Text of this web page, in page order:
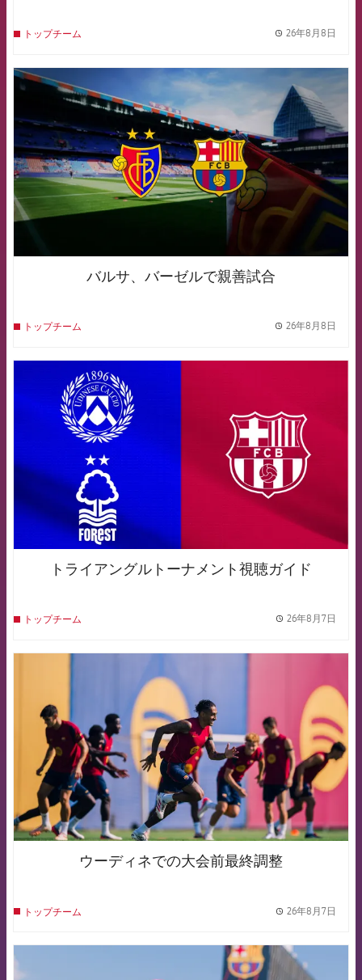
トップチーム 26年8月8日
FCB Barcelona badge
バルサ、バーゼルで親善試合
トップチーム 26年8月8日
トライアングルトーナメント視聴ガイド
トップチーム 26年8月7日
ウーディネでの大会前最終調整
トップチーム 26年8月7日
FCB Barcelona badge